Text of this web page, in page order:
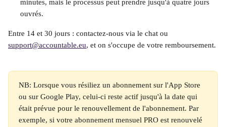
minutes, mais le processus peut prendre jusqu'à quatre jours
ouvrés.
Entre 14 et 30 jours : contactez-nous via le chat ou
support@accountable.eu, et on s'occupe de votre remboursement.
NB: Lorsque vous résiliez un abonnement sur l'App Store
ou sur Google Play, celui-ci reste actif jusqu'à la date qui
était prévue pour le renouvellement de l'abonnement. Par
exemple, si votre abonnement mensuel PRO est renouvelé